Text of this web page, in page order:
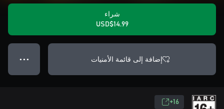
شراء
USD$14.99
إضافة إلى قائمة الأمنيات ● ● ●
16+